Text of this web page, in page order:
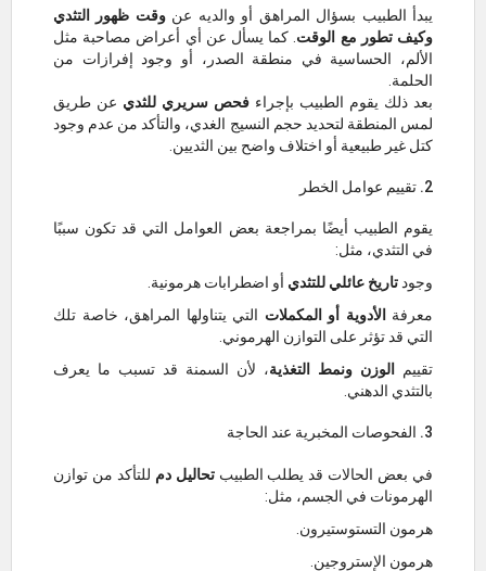
يبدأ الطبيب بسؤال المراهق أو والديه عنوقت ظهور التثدي
وكيف تطور مع الوقت . كما يسأل عن أي أعراض مصاحبة مثل
الألم، الحساسية في منطقة الصدر، أو وجود إفرازات من
الحلمة.
بعد ذلك يقوم الطبيب بإجراء فحص سريري للثدي عن طريق
لمس المنطقة لتحديد حجم النسيج الغدي، والتأكد من عدم وجود
كتل غير طبيعية أو اختلاف واضح بين الثديين.
2. تقييم عوامل الخطر
يقوم الطبيب أيضًا بمراجعة بعض العوامل التي قد تكون سببًا
في التثدي، مثل:
وجودتاريخ عائلي للتثدي أو اضطرابات هرمونية.
معرفة
الأدوية أو المكملات التي يتناولها المراهق، خاصة تلك
التي قد تؤثر على التوازن الهرموني.
تقييم
الوزن ونمط التغذية، لأن السمنة قد تسبب ما يعرف
بالتثدي الدهني.
3. الفحوصات المخبرية عند الحاجة
في بعض الحالات قد يطلب الطبيبتحاليل دم للتأكد من توازن
الهرمونات في الجسم، مثل:
هرمون التستوستيرون.
هرمون الإستروجين.